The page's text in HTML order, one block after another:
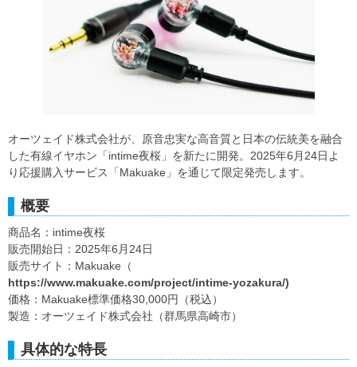
オーツェイド株式会社が、原音忠実な高音質と日本の伝統美を融合
した有線イヤホン「intime夜桜」を新たに開発。2025年6月24日よ
り応援購入サービス「Makuake」を通じて限定発売します。
概要
商品名：intime夜桜
販売開始日：2025年6月24日
販売サイト：Makuake（
https://www.makuake.com/project/intime-yozakura/)
価格：Makuake標準価格30,000円（税込）
製造：オーツェイド株式会社（群馬県高崎市）
具体的な特長